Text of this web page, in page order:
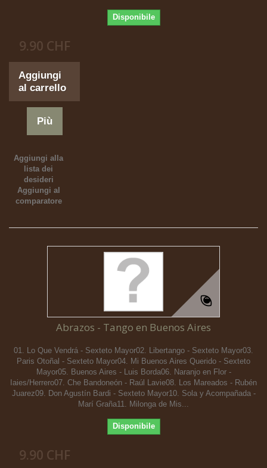
Disponibile
9.90 CHF
Aggiungi
al carrello
Più
Aggiungi alla
lista dei
desideri
Aggiungi al
comparatore
Abrazos - Tango en Buenos Aires
01. Lo Que Vendrá - Sexteto Mayor02. Libertango - Sexteto Mayor03.
Paris Otoñal - Sexteto Mayor04. Mi Buenos Aires Querido - Sexteto
Mayor05. Buenos Aires - Luis Borda06. Naranjo en Flor -
Iaies/Herrero07. Che Bandoneón - Raúl Lavie08. Los Mareados - Rubén
Juarez09. Don Agustín Bardi - Sexteto Mayor10. Sola y Acompañada -
Marí Graña11. Milonga de Mis...
Disponibile
9.90 CHF